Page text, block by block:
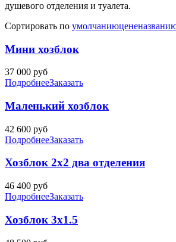
душевого отделения и туалета.
Сортировать по умолчаниюцене
Мини хозблок
37 000 руб
ПодробнееЗаказать
Маленький хозблок
42 600 руб
ПодробнееЗаказать
Хозблок 2х2 два отделения
46 400 руб
ПодробнееЗаказать
Хозблок 3х1.5